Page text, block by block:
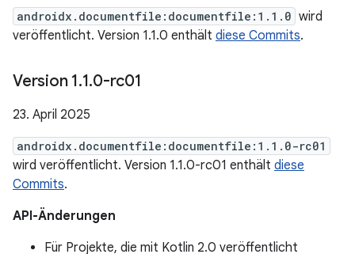
androidx.documentfile:documentfile:1.1.0 wird
veröffentlicht. Version 1.1.0 enthält diese Commits.
Version 1.1.0-rc01
23. April 2025
androidx.documentfile:documentfile:1.1.0-rc01
wird veröffentlicht. Version 1.1.0-rc01 enthält diese
Commits.
API-Änderungen
Für Projekte, die mit Kotlin 2.0 veröffentlicht